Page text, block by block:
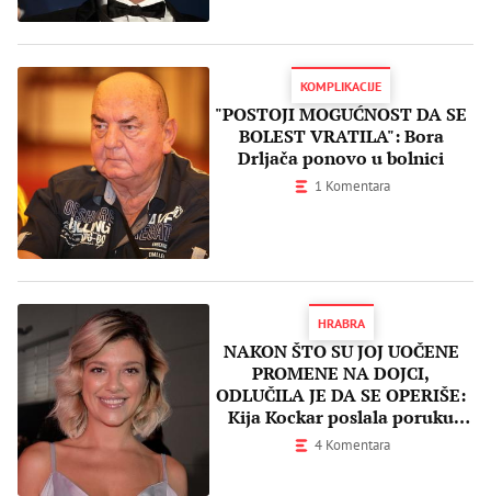
KOMPLIKACIJE
"POSTOJI MOGUĆNOST DA SE
BOLEST VRATILA": Bora
Drljača ponovo u bolnici
1 Komentara
HRABRA
NAKON ŠTO SU JOJ UOČENE
PROMENE NA DOJCI,
ODLUČILA JE DA SE OPERIŠE:
Kija Kockar poslala poruku
svim ŽENAMA!
4 Komentara